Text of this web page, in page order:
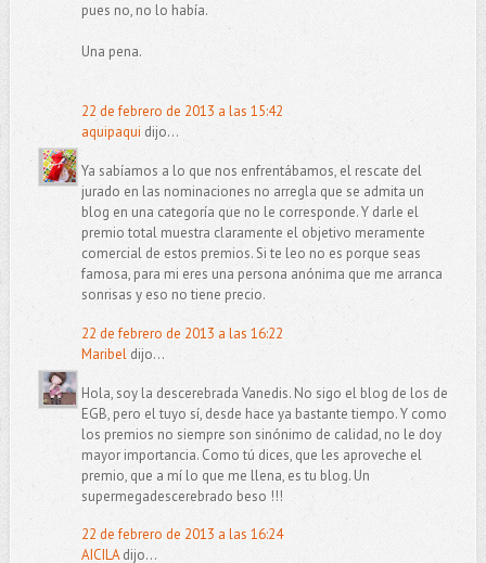
pues no, no lo había.
Una pena.
22 de febrero de 2013 a las 15:42
aquipaqui dijo...
Ya sabíamos a lo que nos enfrentábamos, el rescate del
jurado en las nominaciones no arregla que se admita un
blog en una categoría que no le corresponde. Y darle el
premio total muestra claramente el objetivo meramente
comercial de estos premios. Si te leo no es porque seas
famosa, para mi eres una persona anónima que me arranca
sonrisas y eso no tiene precio.
22 de febrero de 2013 a las 16:22
Maribeldijo...
Hola, soy la descerebrada Vanedis. No sigo el blog de los de
EGB, pero el tuyo sí, desde hace ya bastante tiempo. Y como
los premios no siempre son sinónimo de calidad, no le doy
mayor importancia. Como tú dices, que les aproveche el
premio, que a mí lo que me llena, es tu blog. Un
supermegadescerebrado beso !!!
22 de febrero de 2013 a las 16:24
AICILAdijo...